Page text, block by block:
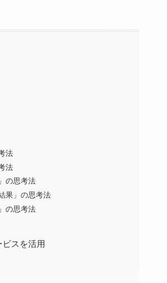
法
法
の思考法
果」の思考法
の思考法
スを活用